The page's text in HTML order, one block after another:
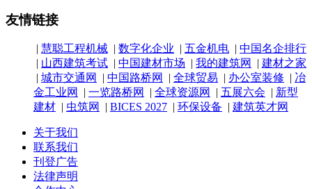
友情链接
| 慧聪工程机械 | 数字化企业 | 五金机电 | 中国名企排行
| 山西建筑考试 | 中国建材市场 | 我的建筑网 | 建材之家
| 城市交通网 | 中国路桥网 | 全球贸易 | 办公室装修 | 冶
金工业网
| 一览路桥网 | 全球资源网 | 五展六会 | 新型
建材 | 虫筑网 | BICES 2027 | 环保设备 | 建筑英才网
关于我们
联系我们
刊登广告
法律声明